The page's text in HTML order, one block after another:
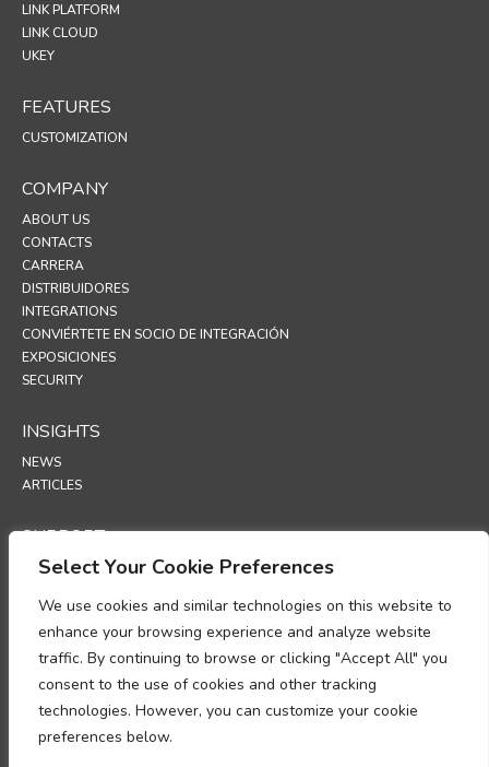
Select Your Cookie Preferences
We use cookies and similar technologies on this website to
enhance your browsing experience and analyze website
traffic. By continuing to browse or clicking "Accept All" you
consent to the use of cookies and other tracking
technologies. However, you can customize your cookie
preferences below.
LINK PLATFORM
LINK CLOUD
UKEY
FEATURES
CUSTOMIZATION
COMPANY
ABOUT US
CONTACTS
CARRERA
DISTRIBUIDORES
INTEGRATIONS
CONVIÉRTETE EN SOCIO DE INTEGRACIÓN
EXPOSICIONES
SECURITY
INSIGHTS
NEWS
ARTICLES
SUPPORT
TECHNICAL PORTAL
POLICIES
POLÍTICA DE PRIVACIDAD
INFORMASJONSKAPSLER
MEMORANDO SOBRE EL CUMPLIMIENTO DEL TRATAMIENTO DE DATOS
PERSONALES
ANEXO DE PROCESAMIENTO DE DATOS